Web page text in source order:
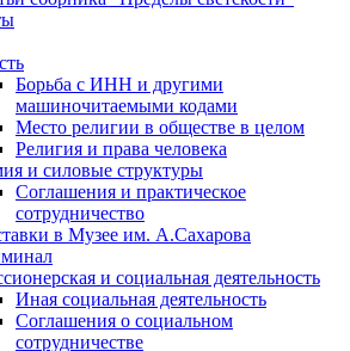
Борьба с ИНН и другими
машиночитаемыми кодами
Место религии в обществе в целом
Религия и права человека
и силовые структуры
Соглашения и практическое
сотрудничество
в Музее им. А.Сахарова
и социальная деятельность
Иная социальная деятельность
Соглашения о социальном
сотрудничестве